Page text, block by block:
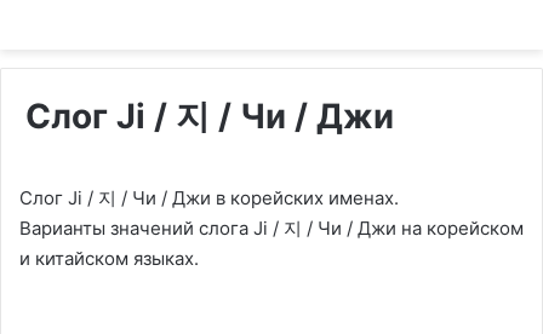
Слог Ji / 지 / Чи / Джи
Слог Ji / 지 / Чи / Джи в корейских именах.
Варианты значений слога Ji / 지 / Чи / Джи на корейском
и китайском языках.